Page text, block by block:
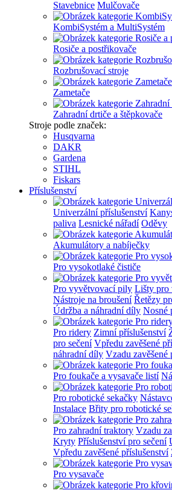
Stavebnice Mulčovače
KombiSystém a MultiSystém
Rosiče a postřikovače
Rozbrušovací stroje
Zametače
Zahradní drtiče a štěpkovače
Stroje podle značek:
Husqvarna
DAKR
Gardena
STIHL
Fiskars
Příslušenství
Univerzální příslušenství
paliva Lesnické nářadí Oděvy
Akumulátory a nabíječky
Pro vysokotlaké čističe
Pro vyvětvovací pily Lišty pro
Nástroje na broušení Řetězy
Údržba a náhradní díly Nosné
Pro ridery Zimní příslušenství
pro sečení Vpředu zavěšené
náhradní díly Vzadu zavěšené
Pro foukače a vysavače listí
Pro robotické sekačky
Instalace Břity pro robotické
Pro zahradní traktory Vzadu
Kryty Příslušenství pro sečení
Vpředu zavěšené příslušenství
Pro vysavače